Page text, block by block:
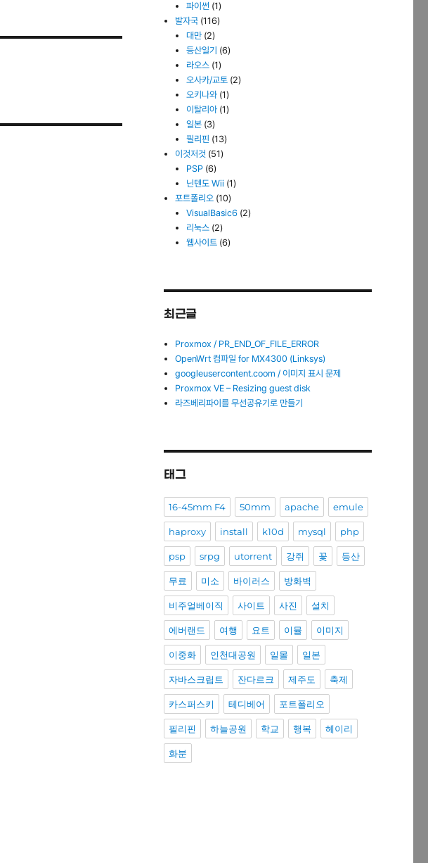
파이썬 (1)
발자국 (116)
대만 (2)
등산일기 (6)
라오스 (1)
오사카/교토 (2)
오키나와 (1)
이탈리아 (1)
일본 (3)
필리핀 (13)
이것저것 (51)
PSP (6)
닌텐도 Wii (1)
포트폴리오 (10)
VisualBasic6 (2)
리눅스 (2)
웹사이트 (6)
최근글
Proxmox / PR_END_OF_FILE_ERROR
OpenWrt 컴파일 for MX4300 (Linksys)
googleusercontent.coom / 이미지 표시 문제
Proxmox VE – Resizing guest disk
라즈베리파이를 무선공유기로 만들기
태그
16-45mm F4 50mm apache emule
haproxy install k10d mysql php
psp srpg utorrent 강쥐 꽃 등산
무료 미소 바이러스 방화벽
비주얼베이직 사이트 사진 설치
에버랜드 여행 요트 이뮬 이미지
이중화 인천대공원 일몰 일본
자바스크립트 잔다르크 제주도 축제
카스퍼스키 테디베어 포트폴리오
필리핀 하늘공원 학교 행복 헤이리
화분